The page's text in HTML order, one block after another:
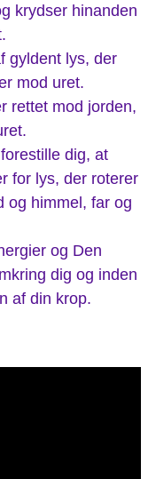
krydser hinanden
gyldent lys, der
mod uret.
rettet mod jorden,
dig, at
for lys, der roterer
og himmel, far og
og Den
dig og inden
af din krop.